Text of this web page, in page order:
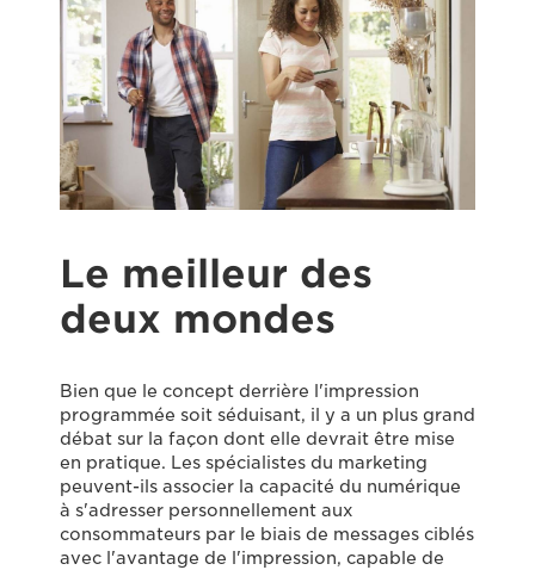
Le meilleur des
deux mondes
Bien que le concept derrière l'impression
programmée soit séduisant, il y a un plus grand
débat sur la façon dont elle devrait être mise
en pratique. Les spécialistes du marketing
peuvent-ils associer la capacité du numérique
à s'adresser personnellement aux
consommateurs par le biais de messages ciblés
avec l'avantage de l'impression, capable de